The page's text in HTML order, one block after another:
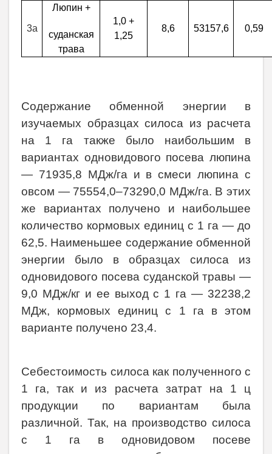
3а
Люпин +
суданская
трава
1,0 +
1,25
8,6 53157,6 0,59
Содержание обменной энергии в
изучаемых образцах силоса из расчета
на 1 га также было наибольшим в
вариантах одновидового посева люпина
— 71935,8 МДж/га и в смеси люпина с
овсом — 75554,0–73290,0 МДж/га. В этих
же вариантах получено и наибольшее
количество кормовых единиц с 1 га — до
62,5. Наименьшее содержание обменной
энергии было в образцах силоса из
одновидового посева суданской травы —
9,0 МДж/кг и ее выход с 1 га — 32238,2
МДж, кормовых единиц с 1 га в этом
варианте получено 23,4.
Себестоимость силоса как полученного с
1 га, так и из расчета затрат на 1 ц
продукции по вариантам была
различной. Так, на производство силоса
с 1 га в одновидовом посеве